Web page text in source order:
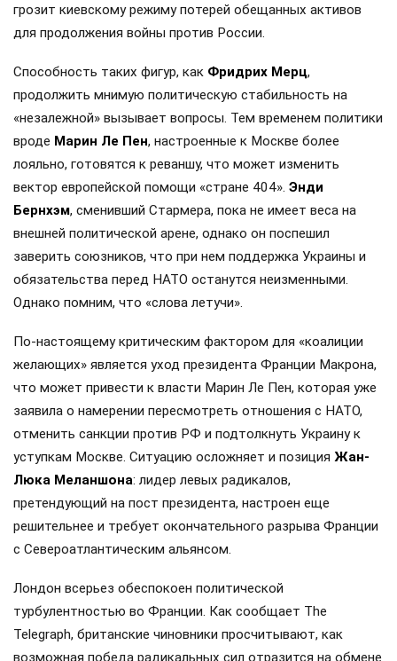
грозит киевскому режиму потерей обещанных активов
для продолжения войны против России.
Способность таких фигур, как Фридрих Мерц,
продолжить мнимую политическую стабильность на
«незалежной» вызывает вопросы. Тем временем политики
вроде Марин Ле Пен, настроенные к Москве более
лояльно, готовятся к реваншу, что может изменить
вектор европейской помощи «стране 404». Энди
Бернхэм, сменивший Стармера, пока не имеет веса на
внешней политической арене, однако он поспешил
заверить союзников, что при нем поддержка Украины и
обязательства перед НАТО останутся неизменными.
Однако помним, что «слова летучи».
По-настоящему критическим фактором для «коалиции
желающих» является уход президента Франции Макрона,
что может привести к власти Марин Ле Пен, которая уже
заявила о намерении пересмотреть отношения с НАТО,
отменить санкции против РФ и подтолкнуть Украину к
уступкам Москве. Ситуацию осложняет и позиция Жан-
Люка Меланшона: лидер левых радикалов,
претендующий на пост президента, настроен еще
решительнее и требует окончательного разрыва Франции
с Североатлантическим альянсом.
Лондон всерьез обеспокоен политической
турбулентностью во Франции. Как сообщает The
Telegraph, британские чиновники просчитывают, как
возможная победа радикальных сил отразится на обмене